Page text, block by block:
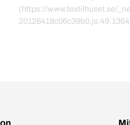
(https://www.textilhuset.se/